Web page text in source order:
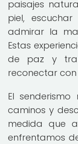
paisajes
piel,
admirar la
Estas
de paz y
reconectar con
El
caminos y
medida que
enfrentamos